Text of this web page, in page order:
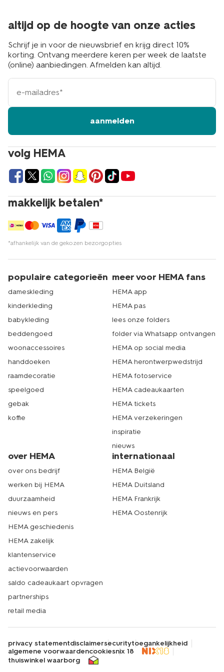
volg HEMA
makkelijk betalen*
*afhankelijk van de gekozen bezorgopties
altijd op de hoogte van onze acties
Schrijf je in voor de nieuwsbrief en krijg direct 10%
korting. Ontvang meerdere keren per week de laatste
(online) aanbiedingen. Afmelden kan altijd.
e-
mailadres
aanmelden
populaire categorieën
dameskleding
kinderkleding
babykleding
beddengoed
woonaccessoires
handdoeken
raamdecoratie
speelgoed
gebak
koffie
meer voor HEMA fans
HEMA app
HEMA pas
lees onze folders
folder via Whatsapp ontvangen
HEMA op social media
HEMA herontwerpwedstrijd
HEMA fotoservice
HEMA cadeaukaarten
HEMA tickets
HEMA verzekeringen
inspiratie
nieuws
over HEMA
over ons bedrijf
werken bij HEMA
duurzaamheid
nieuws en pers
HEMA geschiedenis
HEMA zakelijk
klantenservice
actievoorwaarden
saldo cadeaukaart opvragen
partnerships
retail media
internationaal
HEMA België
HEMA Duitsland
HEMA Frankrijk
HEMA Oostenrijk
privacy statementdisclaimersecuritytoegankelijkheid
algemene voorwaardencookiesnix 18
thuiswinkel waarborg